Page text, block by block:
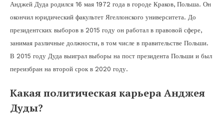
Анджей Дуда родился 16 мая 1972 года в городе Краков, Польша. Он
окончил юридический факультет Ягеллонского университета. До
президентских выборов в 2015 году он работал в правовой сфере,
занимая различные должности, в том числе в правительстве Польши.
В 2015 году Дуда выиграл выборы на пост президента Польши и был
переизбран на второй срок в 2020 году.
Какая политическая карьера Анджея
Дуды?